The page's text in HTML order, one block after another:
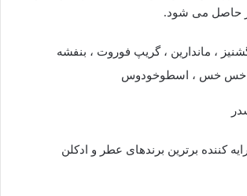
حاصل می شود.
، ماندارین ، گریپ فوروت ، بنفشه
: خس خس ، اسطوخودوس
کننده برترین برندهای عطر و ادکلن